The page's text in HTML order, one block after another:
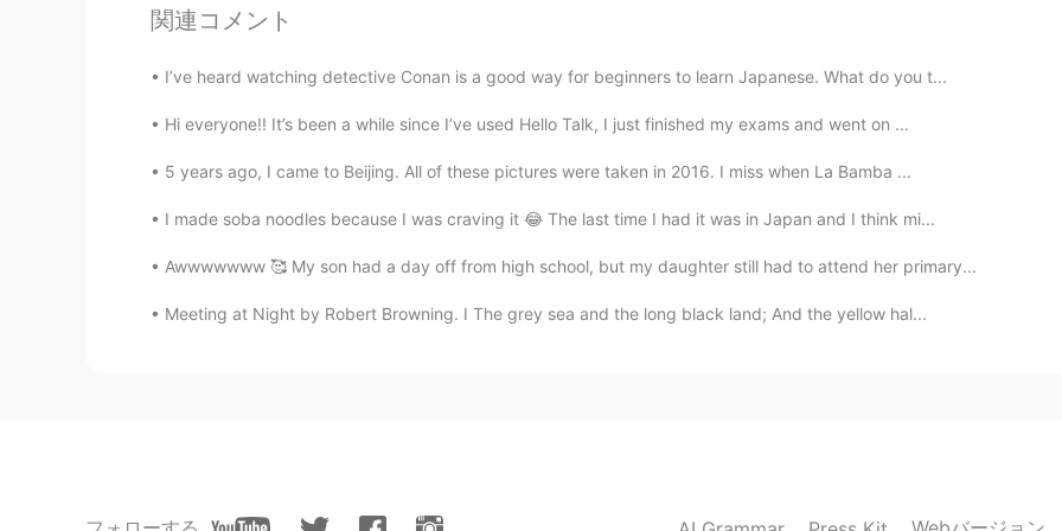
@masa ありがとうございます😊
EN JP KR
@Rei ありがとうございます！
masa
関連コメント
I’ve heard watching detective Conan is a good way for beginners to learn Japanese. What do you t...
Hi everyone!! It’s been a while since I’ve used Hello Talk, I just finished my exams and went on ...
5 years ago, I came to Beijing. All of these pictures were taken in 2016. I miss when La Bamba ...
I made soba noodles because I was craving it 😂 The last time I had it was in Japan and I think mi...
Awwwwwww 🥰 My son had a day off from high school, but my daughter still had to attend her primary...
Meeting at Night by Robert Browning. I The grey sea and the long black land; And the yellow hal...